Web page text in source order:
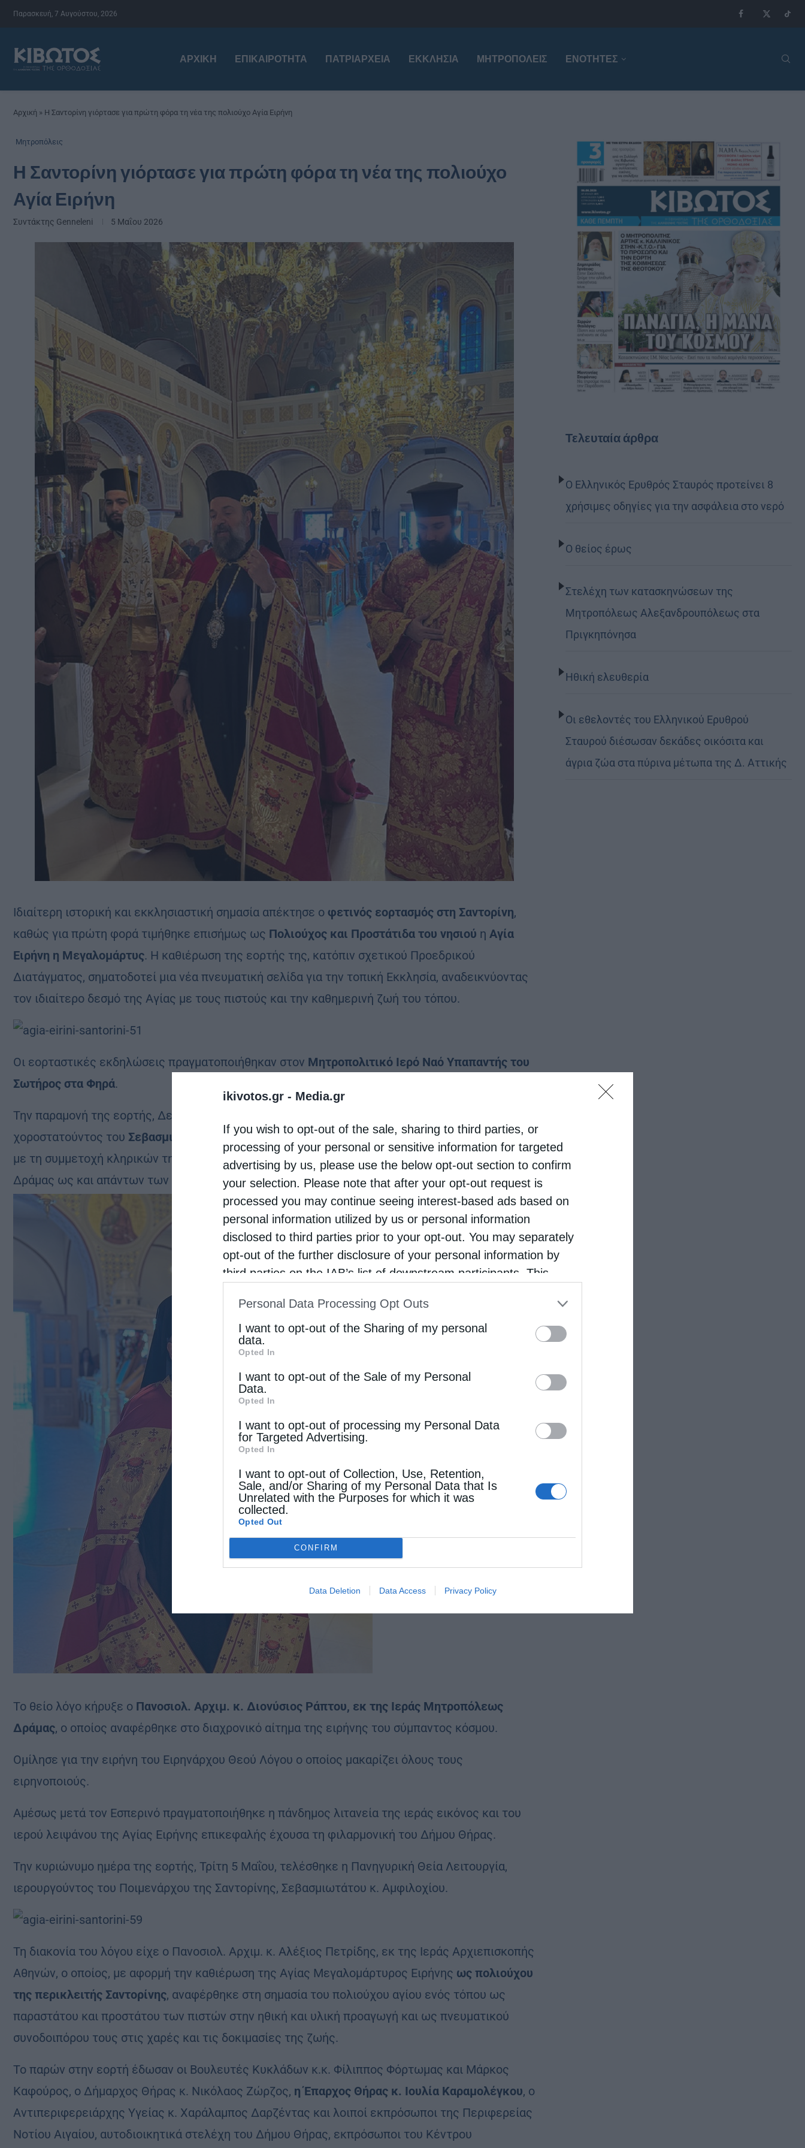
ikivotos.gr - Media.gr
If you wish to opt-out of the sale, sharing to third parties, or
processing of your personal or sensitive information for targeted
advertising by us, please use the below opt-out section to confirm
your selection. Please note that after your opt-out request is
processed you may continue seeing interest-based ads based on
personal information utilized by us or personal information
disclosed to third parties prior to your opt-out. You may separately
opt-out of the further disclosure of your personal information by
third parties on the IAB’s list of downstream participants. This
IAB’s List of Downstream Participantsthat may further disclose it to
other third parties.
Personal Data Processing Opt Outs
I want to opt-out of the Sharing of my personal
data.
Opted In
I want to opt-out of the Sale of my Personal
Data.
Opted In
I want to opt-out of processing my Personal Data
for Targeted Advertising.
Opted In
I want to opt-out of Collection, Use, Retention,
Sale, and/or Sharing of my Personal Data that Is
Unrelated with the Purposes for which it was
collected.
Opted Out
CONFIRM
Data Deletion Data Access Privacy Policy
Παρασκευή, 7 Αυγούστου, 2026
ΑΡΧΙΚΉ ΕΠΙΚΑΙΡΌΤΗΤΑ ΠΑΤΡΙΑΡΧΕΊΑ ΕΚΚΛΗΣΊΑ ΜΗΤΡΟΠΌΛΕΙΣ ΕΝΟΤΗΤΕΣ
Αρχική » Η Σαντορίνη γιόρτασε για πρώτη φόρα τη νέα της πολιούχο Αγία Ειρήνη
Μητροπόλεις
Η Σαντορίνη γιόρτασε για πρώτη φόρα τη νέα της πολιούχο
Αγία Ειρήνη
Συντάκτης Genneleni 5 Μαΐου 2026
Ιδιαίτερη ιστορική και εκκλησιαστική σημασία απέκτησε ο φετινός εορτασμός στη Σαντορίνη,
καθώς για πρώτη φορά τιμήθηκε επισήμως ως Πολιούχος και Προστάτιδα του νησιού η Αγία
Ειρήνη η Μεγαλομάρτυς. Η καθιέρωση της εορτής της, κατόπιν σχετικού Προεδρικού
Διατάγματος, σηματοδοτεί μια νέα πνευματική σελίδα για την τοπική Εκκλησία, αναδεικνύοντας
τον ιδιαίτερο δεσμό της Αγίας με τους πιστούς και την καθημερινή ζωή του τόπου.
Οι εορταστικές εκδηλώσεις πραγματοποιήθηκαν στον Μητροπολιτικό Ιερό Ναό Υπαπαντής του
Σωτήρος στα Φηρά.
Την παραμονή της εορτής, Δευτέρα 4 Μαΐου, τελέσθηκε ο
χοροστατούντος του Σεβασμιωτάτου Μητροπολίτου Θήρας, Αμοργού & Νήσων κ. Αμφιλοχίου,
με τη συμμετοχή κληρικών της Ιεράς Αρχιεπισκοπής Αθηνών και της Ιεράς Μητροπόλεως
Δράμας ως και απάντων των Εφημερίων της Σαντορίνης.
Το θείο λόγο κήρυξε ο Πανοσιολ. Αρχιμ. κ. Διονύσιος Ράπτου, εκ της Ιεράς Μητροπόλεως
Δράμας, ο οποίος αναφέρθηκε στο διαχρονικό αίτημα της ειρήνης του σύμπαντος κόσμου.
Ομίλησε για την ειρήνη του Ειρηνάρχου Θεού Λόγου ο οποίος μακαρίζει όλους τους
ειρηνοποιούς.
Αμέσως μετά τον Εσπερινό πραγματοποιήθηκε η πάνδημος λιτανεία της ιεράς εικόνος και του
ιερού λειψάνου της Αγίας Ειρήνης επικεφαλής έχουσα τη φιλαρμονική του Δήμου Θήρας.
Την κυριώνυμο ημέρα της εορτής, Τρίτη 5 Μαΐου, τελέσθηκε η Πανηγυρική Θεία Λειτουργία,
ιερουργούντος του Ποιμενάρχου της Σαντορίνης, Σεβασμιωτάτου κ. Αμφιλοχίου.
Τη διακονία του λόγου είχε ο Πανοσιολ. Αρχιμ. κ. Αλέξιος Πετρίδης, εκ της Ιεράς Αρχιεπισκοπής
Αθηνών, ο οποίος, με αφορμή την καθιέρωση της Αγίας Μεγαλομάρτυρος Ειρήνης ως πολιούχου
της περικλειτής Σαντορίνης, αναφέρθηκε στη σημασία του πολιούχου αγίου ενός τόπου ως
παραστάτου και προστάτου των πιστών στην ηθική και υλική προαγωγή και ως πνευματικού
συνοδοιπόρου τους στις χαρές και τις δοκιμασίες της ζωής.
Το παρών στην εορτή έδωσαν οι Βουλευτές Κυκλάδων κ.κ. Φίλιππος Φόρτωμας και Μάρκος
Καφούρος, ο Δήμαρχος Θήρας κ. Νικόλαος Ζώρζος, η Έπαρχος Θήρας κ. Ιουλία Καραμολέγκου, ο
Αντιπεριφερειάρχης Υγείας κ. Χαράλαμπος Δαρζέντας και λοιποί εκπρόσωποι της Περιφερείας
Νοτίου Αιγαίου, αυτοδιοικητικά στελέχη του Δήμου Θήρας, εκπρόσωποι του Κέντρου
Τελευταία άρθρα
Ο Ελληνικός Ερυθρός Σταυρός προτείνει 8
χρήσιμες οδηγίες για την ασφάλεια στο νερό
Ο θείος έρως
Στελέχη των κατασκηνώσεων της
Μητροπόλεως Αλεξανδρουπόλεως στα
Πριγκηπόνησα
Ηθική ελευθερία
Οι εθελοντές του Ελληνικού Ερυθρού
Σταυρού διέσωσαν δεκάδες οικόσιτα και
άγρια ζώα στα πύρινα μέτωπα της Δ. Αττικής